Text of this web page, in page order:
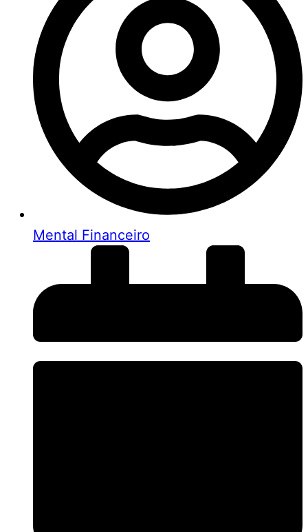
Mental Financeiro